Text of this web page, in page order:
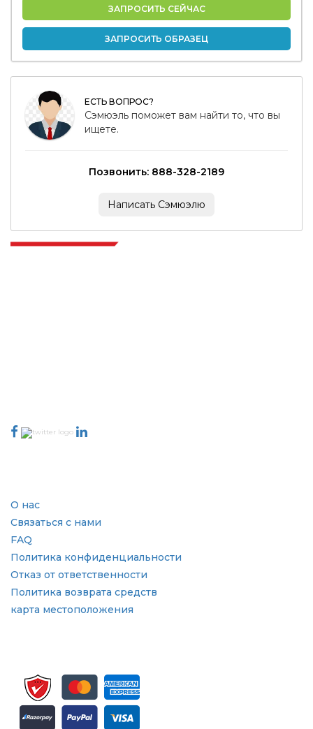
ЗАПРОСИТЬ СЕЙЧАС
ЗАПРОСИТЬ ОБРАЗЕЦ
ЕСТЬ ВОПРОС?
Сэмюэль поможет вам найти то, что вы
ищете.
Позвонить: 888-328-2189
Написать Сэмюэлю
О нас
Связаться с нами
FAQ
Политика конфиденциальности
Отказ от ответственности
Политика возврата средств
карта местоположения